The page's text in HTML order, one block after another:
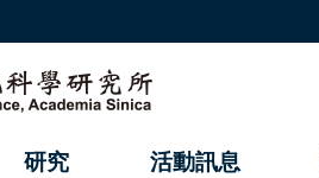
研究 活動訊息